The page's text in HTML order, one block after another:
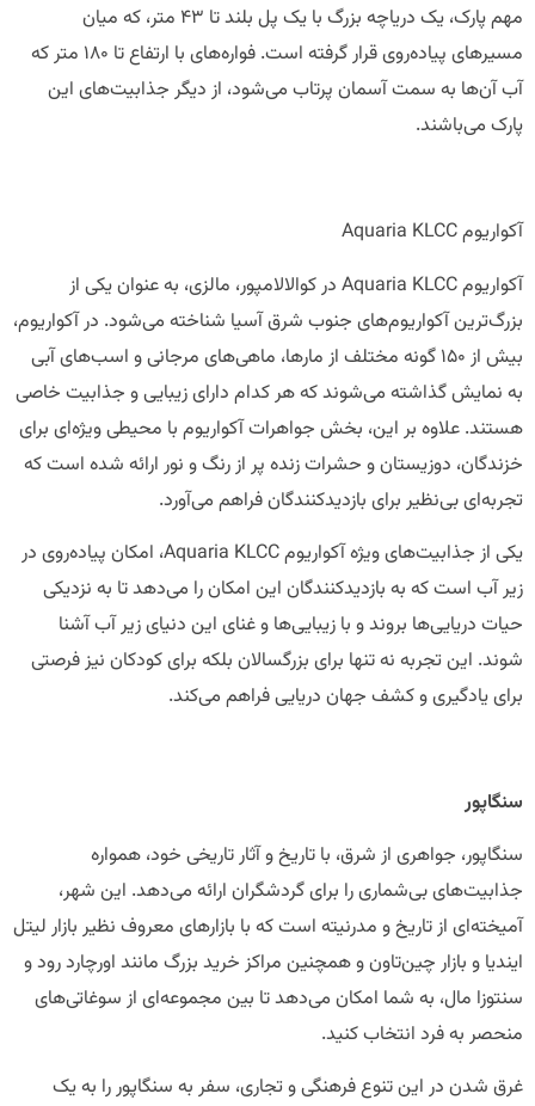
مهم پارک، یک دریاچه بزرگ با یک پل بلند تا ۴۳ متر، که میان
مسیرهای پیاده‌روی قرار گرفته است. فواره‌های با ارتفاع تا ۱۸۰ متر که
آب آن‌ها به سمت آسمان پرتاب می‌شود، از دیگر جذابیت‌های این
پارک می‌باشند.
آکواریوم Aquaria KLCC
آکواریوم Aquaria KLCC در کوالالامپور، مالزی، به عنوان یکی از
بزرگ‌ترین آکواریوم‌های جنوب شرق آسیا شناخته می‌شود. در آکواریوم،
بیش از ۱۵۰ گونه مختلف از مارها، ماهی‌های مرجانی و اسب‌های آبی
به نمایش گذاشته می‌شوند که هر کدام دارای زیبایی و جذابیت خاصی
هستند. علاوه بر این، بخش جواهرات آکواریوم با محیطی ویژه‌ای برای
خزندگان، دوزیستان و حشرات زنده پر از رنگ و نور ارائه شده است که
تجربه‌ای بی‌نظیر برای بازدیدکنندگان فراهم می‌آورد.
یکی از جذابیت‌های ویژه آکواریوم Aquaria KLCC، امکان پیاده‌روی در
زیر آب است که به بازدیدکنندگان این امکان را می‌دهد تا به نزدیکی
حیات دریایی‌ها بروند و با زیبایی‌ها و غنای این دنیای زیر آب آشنا
شوند. این تجربه نه تنها برای بزرگسالان بلکه برای کودکان نیز فرصتی
برای یادگیری و کشف جهان دریایی فراهم می‌کند.
سنگاپور
سنگاپور، جواهری از شرق، با تاریخ و آثار تاریخی خود، همواره
جذابیت‌های بی‌شماری را برای گردشگران ارائه می‌دهد. این شهر،
آمیخته‌ای از تاریخ و مدرنیته است که با بازارهای معروف نظیر بازار لیتل
ایندیا و بازار چین‌تاون و همچنین مراکز خرید بزرگ مانند اورچارد رود و
سنتوزا مال، به شما امکان می‌دهد تا بین مجموعه‌ای از سوغاتی‌های
منحصر به فرد انتخاب کنید.
غرق شدن در این تنوع فرهنگی و تجاری، سفر به سنگاپور را به یک